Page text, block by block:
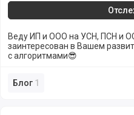
Веду ИП и ООО на УСН, ПСН и
заинтересован в Вашем
с алгоритмами😎
Блог 1